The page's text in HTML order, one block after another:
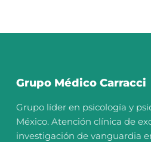
Grupo Médico Carracci
Grupo líder en psicología y
México. Atención clínica de
investigación de vanguardia